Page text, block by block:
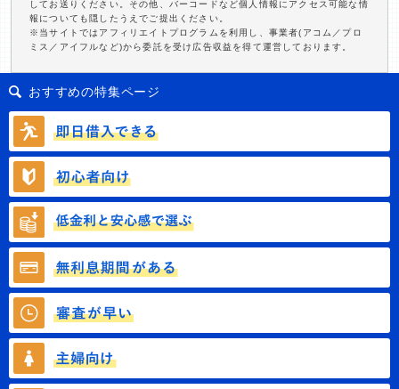
してお送りください。その他、バーコードなど個人情報にアクセス可能な情
報についても隠したうえでご提出ください。
※当サイトではアフィリエイトプログラムを利用し、事業者(アコム／プロ
ミス／アイフルなど)から委託を受け広告収益を得て運営しております。
おすすめの特集ページ